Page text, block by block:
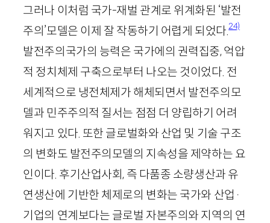
그러나 이처럼 국가-재벌 관계로 위계화된 ‘발전
주의’모델은 이제 잘 작동하기 어렵게 되었다.24)
발전주의국가의 능력은 국가에의 권력집중, 억압
적 정치체제 구축으로부터 나오는 것이었다. 전
세계적으로 냉전체제가 해체되면서 발전주의모
델과 민주주의적 질서는 점점 더 양립하기 어려
워지고 있다. 또한 글로벌화와 산업 및 기술 구조
의 변화도 발전주의모델의 지속성을 제약하는 요
인이다. 후기산업사회, 즉 다품종 소량생산과 유
연생산에 기반한 체제로의 변화는 국가와 산업·
기업의 연계보다는 글로벌 자본주의와 지역의 연